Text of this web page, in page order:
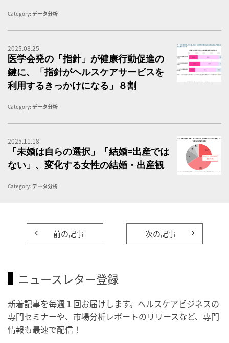
Category: データ分析
2025.08.25
医学会発の「指針」が健康行動促進の
鍵に、「指針がヘルスケアサービスを
利用するきっかけになる」８割
Category: データ分析
2025.11.18
「未婚は自らの選択」「結婚=出産では
ない」、変化する女性の結婚・出産観
Category: データ分析
前の記事 次の記事
ニュースレター登録
新着記事を毎週１回お届けします。ヘルスケアビジネスの
専門セミナーや、市場分析レポートのリリースなど、専門
情報も最速で配信！